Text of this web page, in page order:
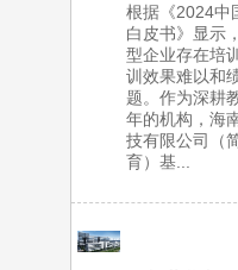
根据《2024中
白皮书》显示
型企业存在培
训效果难以和
题。作为深耕
年的机构，海
技有限公司（
育）基...